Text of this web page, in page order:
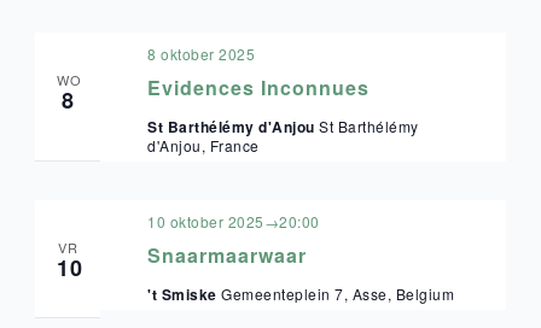
WO
8 Evidences Inconnues
8 oktober 2025
St Barthélémy d'AnjouSt Barthélémy
d'Anjou, France
VR
10 Snaarmaarwaar
10 oktober 2025→20:00
't SmiskeGemeenteplein 7, Asse, Belgium